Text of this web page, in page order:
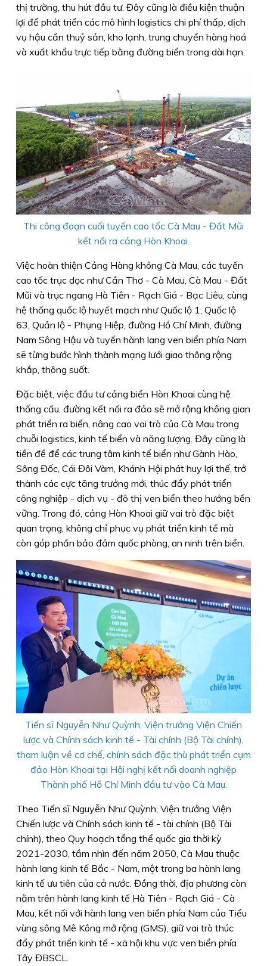
thị trường, thu hút đầu tư. Đây cũng là điều kiện thuận
lợi để phát triển các mô hình logistics chi phí thấp, dịch
vụ hậu cần thuỷ sản, kho lạnh, trung chuyển hàng hoá
và xuất khẩu trực tiếp bằng đường biển trong dài hạn.
Thi công đoạn cuối tuyến cao tốc Cà Mau - Đất Mũi
kết nối ra cảng Hòn Khoai.
Việc hoàn thiện Cảng Hàng không Cà Mau, các tuyến
cao tốc trục dọc như Cần Thơ - Cà Mau, Cà Mau - Đất
Mũi và trục ngang Hà Tiên - Rạch Giá - Bạc Liêu, cùng
hệ thống quốc lộ huyết mạch như Quốc lộ 1, Quốc lộ
63, Quản lộ - Phụng Hiệp, đường Hồ Chí Minh, đường
Nam Sông Hậu và tuyến hành lang ven biển phía Nam
sẽ từng bước hình thành mạng lưới giao thông rộng
khắp, thông suốt.
Đặc biệt, việc đầu tư cảng biển Hòn Khoai cùng hệ
thống cầu, đường kết nối ra đảo sẽ mở rộng không gian
phát triển ra biển, nâng cao vai trò của Cà Mau trong
chuỗi logistics, kinh tế biển và năng lượng. Đây cũng là
tiền đề để các trung tâm kinh tế biển như Gành Hào,
Sông Đốc, Cái Đôi Vàm, Khánh Hội phát huy lợi thế, trở
thành các cực tăng trưởng mới, thúc đẩy phát triển
công nghiệp - dịch vụ - đô thị ven biển theo hướng bền
vững. Trong đó, cảng Hòn Khoai giữ vai trò đặc biệt
quan trọng, không chỉ phục vụ phát triển kinh tế mà
còn góp phần bảo đảm quốc phòng, an ninh trên biển.
Tiến sĩ Nguyễn Như Quỳnh, Viện trưởng Viện Chiến
lược và Chính sách kinh tế - Tài chính (Bộ Tài chính),
tham luận về cơ chế, chính sách đặc thù phát triển cụm
đảo Hòn Khoai tại Hội nghị kết nối doanh nghiệp
Thành phố Hồ Chí Minh đầu tư vào Cà Mau.
Theo Tiến sĩ Nguyễn Như Quỳnh, Viện trưởng Viện
Chiến lược và Chính sách kinh tế - tài chính (Bộ Tài
chính), theo Quy hoạch tổng thể quốc gia thời kỳ
2021-2030, tầm nhìn đến năm 2050, Cà Mau thuộc
hành lang kinh tế Bắc - Nam, một trong ba hành lang
kinh tế ưu tiên của cả nước. Đồng thời, địa phương còn
nằm trên hành lang kinh tế Hà Tiên - Rạch Giá - Cà
Mau, kết nối với hành lang ven biển phía Nam của Tiểu
vùng sông Mê Kông mở rộng (GMS), giữ vai trò thúc
đẩy phát triển kinh tế - xã hội khu vực ven biển phía
Tây ĐBSCL.